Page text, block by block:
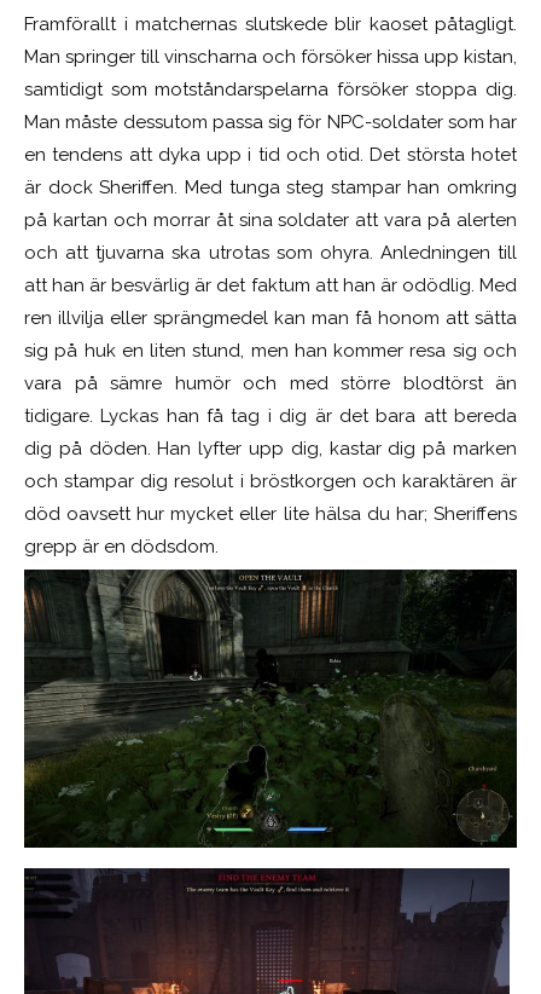
Framförallt i matchernas slutskede blir kaoset påtagligt.
Man springer till vinscharna och försöker hissa upp kistan,
samtidigt som motståndarspelarna försöker stoppa dig.
Man måste dessutom passa sig för NPC-soldater som har
en tendens att dyka upp i tid och otid. Det största hotet
är dock Sheriffen. Med tunga steg stampar han omkring
på kartan och morrar åt sina soldater att vara på alerten
och att tjuvarna ska utrotas som ohyra. Anledningen till
att han är besvärlig är det faktum att han är odödlig. Med
ren illvilja eller sprängmedel kan man få honom att sätta
sig på huk en liten stund, men han kommer resa sig och
vara på sämre humör och med större blodtörst än
tidigare. Lyckas han få tag i dig är det bara att bereda
dig på döden. Han lyfter upp dig, kastar dig på marken
och stampar dig resolut i bröstkorgen och karaktären är
död oavsett hur mycket eller lite hälsa du har; Sheriffens
grepp är en dödsdom.